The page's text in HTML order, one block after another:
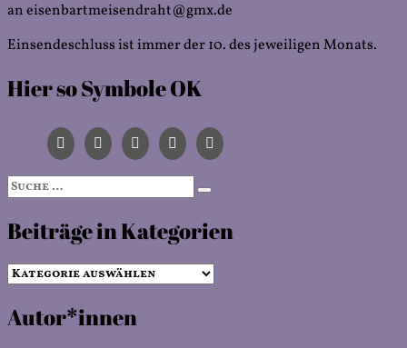
an eisenbartmeisendraht@gmx.de
Einsendeschluss ist immer der 10. des jeweiligen Monats.
Hier so Symbole OK
Suche
nach:
Suchen
Beiträge in Kategorien
Beiträge
Kategorien
Autor*innen